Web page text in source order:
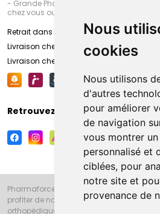
Nous
cookies
Nous utilisons
d'autres
pour améliorer
de navigation
vous montrer
personnalisé et
ciblées, pour
notre site et
provenance de
- Grande Pharmacie d’Amiens (Fachon)
chez vous ou en point retrait
Retrait dans la pharmacie d’Amiens
Livraison chez vous
Livraison chez votre commerçant
Retrouvez-nous sur vos réseaux
Pharmaforce.fr et la Grande Pharmacie
profiter de notre accueil, de nos conseils
orthopédiques, homéopathiques,